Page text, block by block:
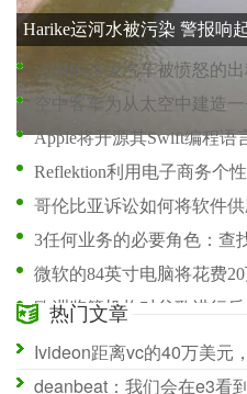
Harike运河水被污染 警报响
法国的超级汽车被愤怒的
空中客车为从太空中建造
Apple将开源其Swift编程语
Reflektion利用电子商务个
哥伦比亚诉讼如何将软件
3任何业务的必要角色：查
微软的84英寸电脑将花费
欧洲监管机构对谷歌进行
热门文章
Ivideon距离vc的40万美元
deanbeat：我们会在e3看